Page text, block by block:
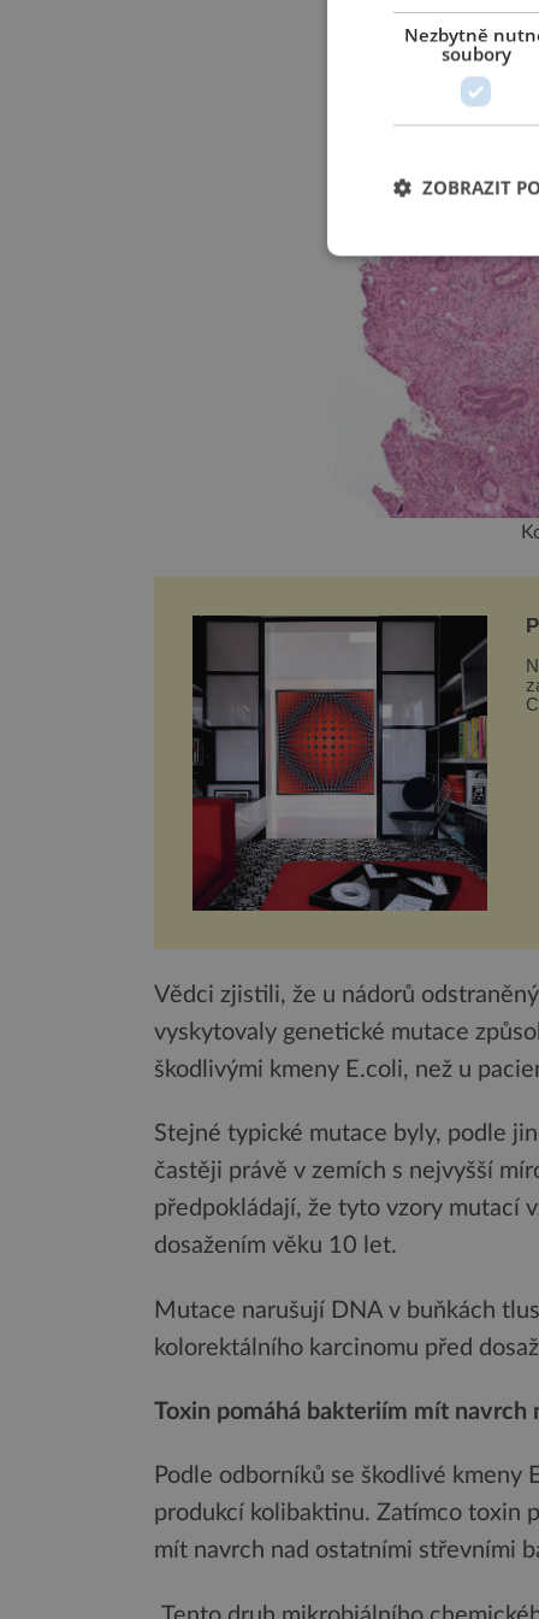
Vědci zjistili, že u nádorů
vyskytovaly genetické mutace
škodlivými kmeny E.coli, než u
Stejné typické mutace byly, podle
častěji právě v zemích s nejvyšší
předpokládají, že tyto vzory mutací
dosažením věku 10 let.
Mutace narušují DNA v buňkách
kolorektálního karcinomu před
Toxin pomáhá bakteriím mít navrch
Podle odborníků se škodlivé
produkcí kolibaktinu. Zatímco toxin
mít navrch nad ostatními střevními
Nezbytně
soubory
ZOBRAZIT